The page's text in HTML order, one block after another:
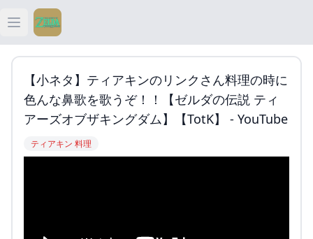
Open main menu
ティアキン
ティアキン 祠
ティアキン 武器
【小ネタ】ティアキンのリンクさん料理の時に
色んな鼻歌を歌うぞ！！【ゼルダの伝説 ティ
アーズオブザキングダム】【TotK】 - YouTube
ティアキン 料理